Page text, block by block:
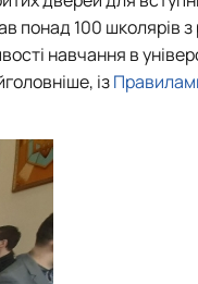
здобувачів
понад 100 школярів з
навчання в
із